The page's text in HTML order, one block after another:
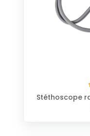
Stéthoscope